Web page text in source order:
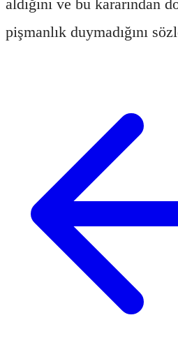
aldığını ve bu kararından
pişmanlık duymadığını